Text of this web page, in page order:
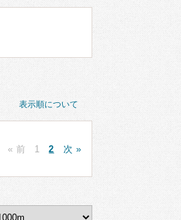
表示順について
« 前 1 2 次 »